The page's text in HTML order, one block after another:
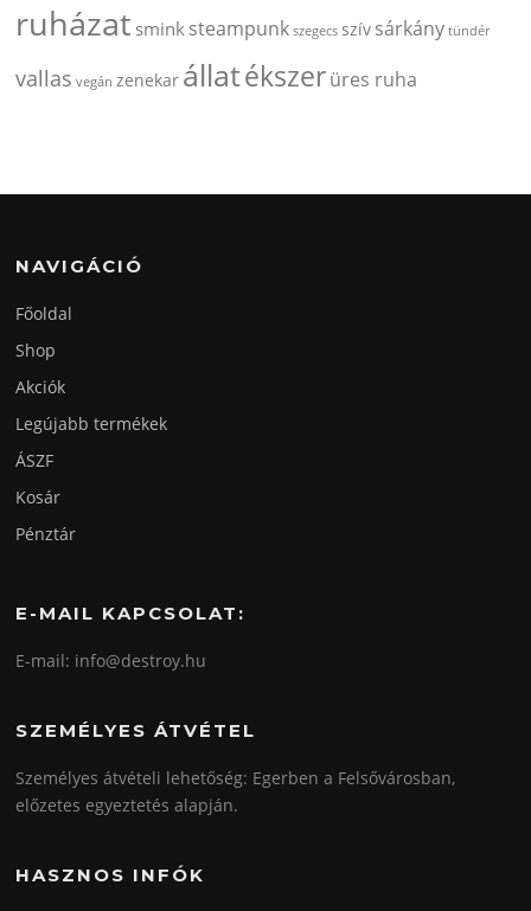
ruházat smink steampunk szegecs szív sárkány tündér
vallas vegán zenekar állatékszerüres ruha
NAVIGÁCIÓ
Főoldal
Shop
Akciók
Legújabb termékek
ÁSZF
Kosár
Pénztár
E-MAIL KAPCSOLAT:
E-mail: info@destroy.hu
SZEMÉLYES ÁTVÉTEL
Személyes átvételi lehetőség: Egerben a Felsővárosban,
előzetes egyeztetés alapján.
HASZNOS INFÓK